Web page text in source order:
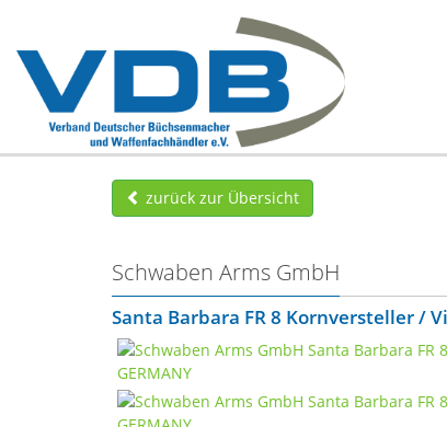
zurück zur Übersicht
Schwaben Arms GmbH
Santa Barbara FR 8 Kornversteller /